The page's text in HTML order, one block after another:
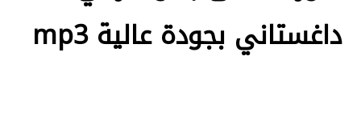
داغستاني بجودة عالية mp3